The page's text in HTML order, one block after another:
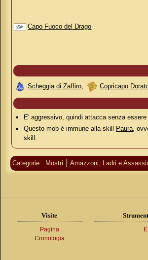
Capo Fuoco del Drago
Scheggia di Zaffiro, Copricapo
E' aggressivo, quindi attacca senza
Questo mob è immune alla skill
Paura ,
skill.
Categorie: Mostri Amazzoni, Ladri e
Visite
Pagina
Cronologia